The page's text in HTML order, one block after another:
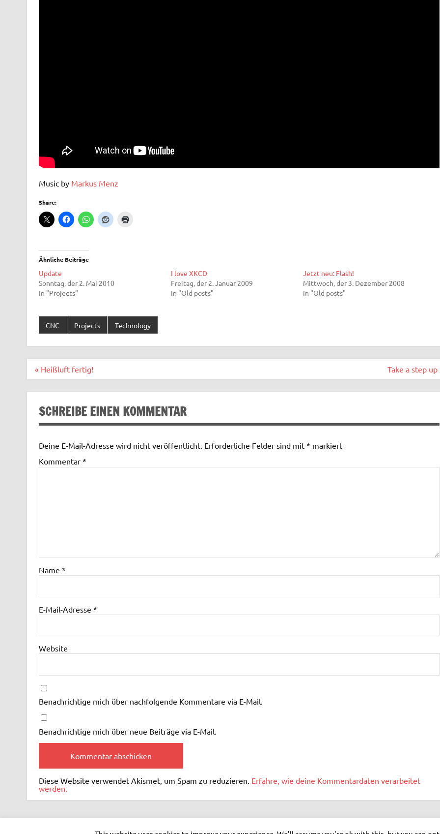
Music by Markus Menz
Share:
Ähnliche Beiträge
Update
Sonntag, der 2. Mai 2010
In "Projects"
I love XKCD
Freitag, der 2. Januar 2009
In "Old posts"
Jetzt neu: Flash!
Mittwoch, der 3. Dezember 2008
In "Old posts"
CNC Projects Technology
Beitragsnavigation
« Heißluft fertig! Take a step up
SCHREIBE EINEN KOMMENTAR
Deine E-Mail-Adresse wird nicht veröffentlicht. Erforderliche Felder sind mit * markiert
Kommentar *
Name *
E-Mail-Adresse *
Website
Benachrichtige mich über nachfolgende Kommentare via E-Mail.
Benachrichtige mich über neue Beiträge via E-Mail.
Diese Website verwendet Akismet, um Spam zu reduzieren. Erfahre, wie deine Kommentardaten verarbeitet
werden.